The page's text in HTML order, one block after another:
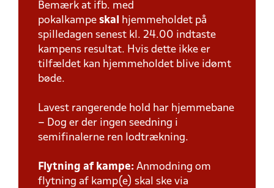
Bemærk at ifb. med
pokalkampe skal
hjemmeholdet på
spilledagen senest kl. 24.00 indtaste
kampens resultat. Hvis dette ikke er
tilfældet kan hjemmeholdet blive idømt
bøde.
Lavest rangerende hold har hjemmebane
– Dog er der ingen seedning i
semifinalerne ren lodtrækning.
Flytning af kampe: Anmodning om
flytning af kamp(e) skal ske via